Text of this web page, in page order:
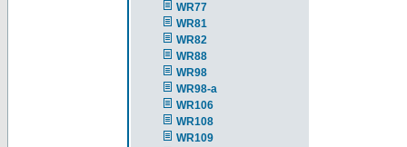
WR77
WR81
WR82
WR88
WR98
WR98-a
WR106
WR108
WR109